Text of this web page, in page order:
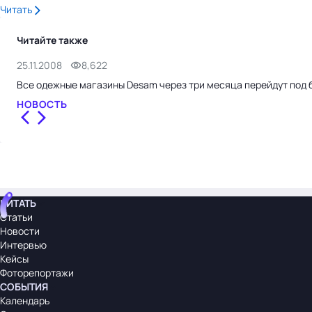
Читать
Читайте также
25.11.2008
8,622
Все одежные магазины Desam через три месяца перейдут под
НОВОСТЬ
ЧИТАТЬ
Статьи
Новости
Интервью
Кейсы
Фоторепортажи
СОБЫТИЯ
Календарь